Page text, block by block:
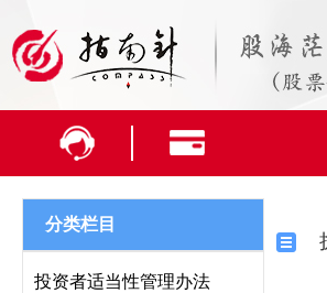
分类栏目
投资者适当性管理办法